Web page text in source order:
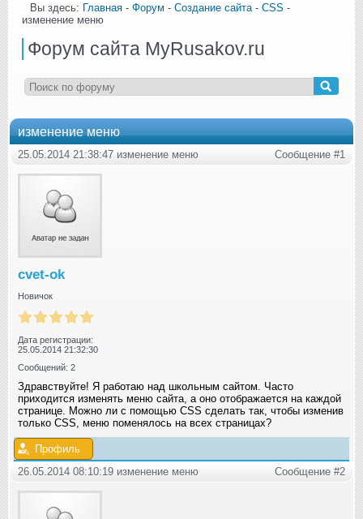
Вы здесь: Главная - Форум - Создание сайта - CSS -
изменение меню
Форум сайта MyRusakov.ru
изменение меню
25.05.2014 21:38:47 изменение меню Сообщение #1
cvet-ok
Новичок
Дата регистрации:
25.05.2014 21:32:30
Сообщений: 2
Здравствуйте! Я работаю над школьным сайтом. Часто
приходится изменять меню сайта, а оно отображается на каждой
странице. Можно ли с помощью CSS сделать так, чтобы изменив
только CSS, меню поменялось на всех страницах?
Профиль
26.05.2014 08:10:19 изменение меню
Сообщение #2